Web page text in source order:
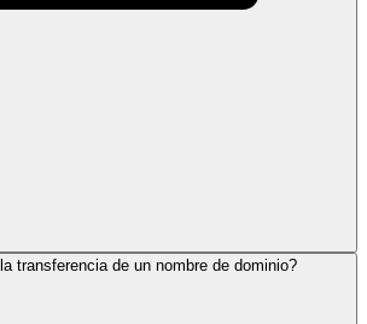
transferencia de un nombre de dominio?